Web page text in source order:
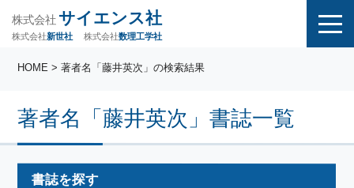
株式会社 サイエンス社
株式会社新世社 株式会社数理工学社
著者名「藤井英次」書誌一覧
HOME > 著者名「藤井英次」の検索結果
書誌を探す